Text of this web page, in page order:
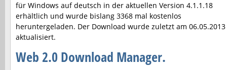
für Windows auf deutsch in der aktuellen Version 4.1.1.18
erhältlich und wurde bislang 3368 mal kostenlos
heruntergeladen. Der Download wurde zuletzt am 06.05.2013
aktualisiert.
Web 2.0 Download Manager.